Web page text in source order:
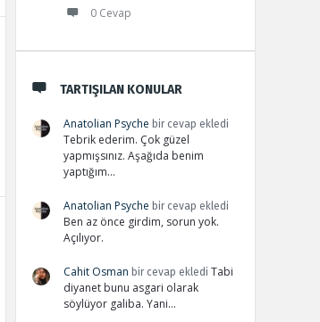
0 Cevap
TARTIŞILAN KONULAR
Anatolian Psyche bir cevap ekledi
Tebrik ederim. Çok güzel
yapmışsınız. Aşağıda benim
yaptığım…
Anatolian Psyche bir cevap ekledi
Ben az önce girdim, sorun yok.
Açılıyor.
Cahit Osman bir cevap ekledi Tabi
diyanet bunu asgari olarak
söylüyor galiba. Yani…